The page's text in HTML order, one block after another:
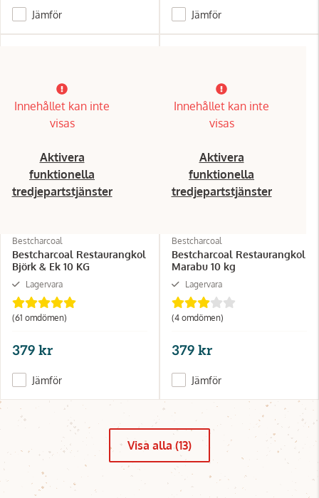
Jämför Jämför
Innehållet kan inte
visas
Aktivera
funktionella
tredjepartstjänster
Bestcharcoal
Bestcharcoal Restaurangkol
Björk & Ek 10 KG
Lagervara
(61 omdömen)
379 kr
Jämför
Innehållet kan inte
visas
Aktivera
funktionella
tredjepartstjänster
Bestcharcoal
Bestcharcoal Restaurangkol
Marabu 10 kg
Lagervara
(4 omdömen)
379 kr
Jämför
Visa alla (13)